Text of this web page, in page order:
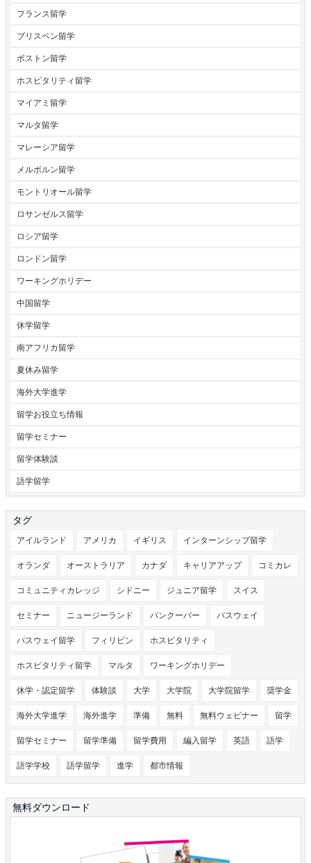
フランス留学
ブリスベン留学
ボストン留学
ホスピタリティ留学
マイアミ留学
マルタ留学
マレーシア留学
メルボルン留学
モントリオール留学
ロサンゼルス留学
ロシア留学
ロンドン留学
ワーキングホリデー
中国留学
休学留学
南アフリカ留学
夏休み留学
海外大学進学
留学お役立ち情報
留学セミナー
留学体験談
語学留学
タグ
アイルランド アメリカ イギリス インターンシップ留学
オランダ オーストラリア カナダ キャリアアップ コミカレ
コミュニティカレッジ シドニー ジュニア留学 スイス
セミナー ニュージーランド バンクーバー パスウェイ
パスウェイ留学 フィリピン ホスピタリティ
ホスピタリティ留学 マルタ ワーキングホリデー
休学・認定留学 体験談 大学 大学院 大学院留学 奨学金
海外大学進学 海外進学 準備 無料 無料ウェビナー 留学
留学セミナー 留学準備 留学費用 編入留学 英語 語学
語学学校 語学留学 進学 都市情報
無料ダウンロード